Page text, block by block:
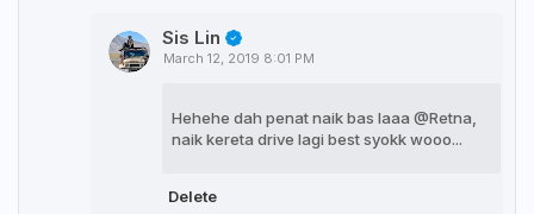
Sis Lin
March 12, 2019 8:01 PM
Hehehe dah penat naik bas laaa @Retna,
naik kereta drive lagi best syokk wooo...
Delete